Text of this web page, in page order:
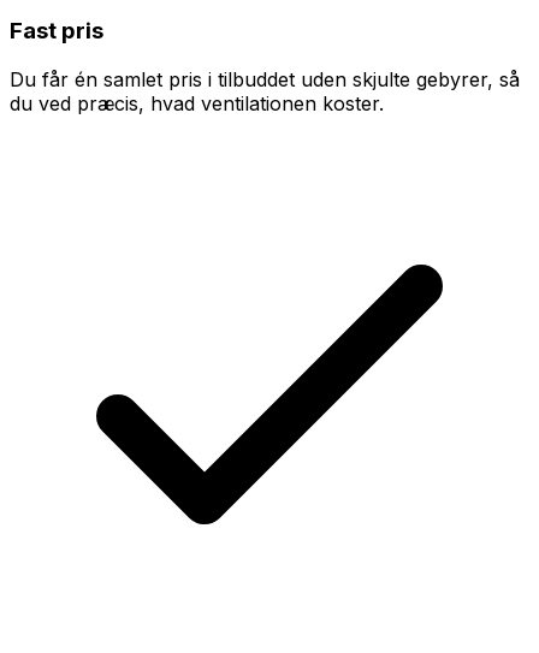
Fast pris
Du får én samlet pris i tilbuddet uden skjulte gebyrer, så
du ved præcis, hvad ventilationen koster.